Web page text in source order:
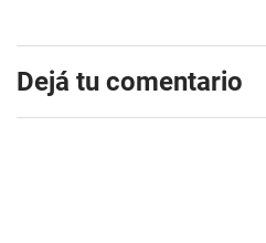
Dejá tu comentario